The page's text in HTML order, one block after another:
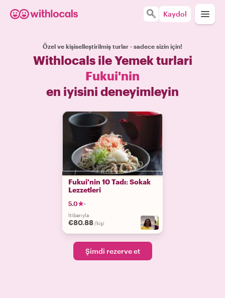
Kaydol
Özel ve kişiselleştirilmiş turlar - sadece sizin için!
Withlocals ile Yemek turlari
Fukui'nin
en iyisini deneyimleyin
Fukui'nin 10 Tadı: Sokak
Lezzetleri
5.0 ·
İtibarıyla
€80.88 /kişi
Şimdi rezerve et